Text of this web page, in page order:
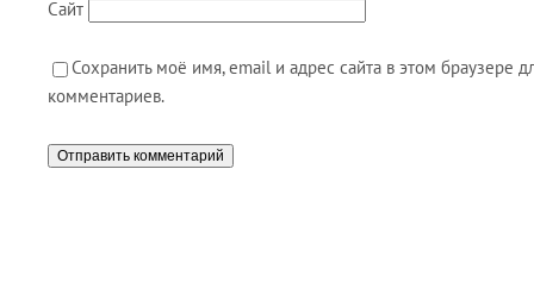
Сайт
Сохранить моё имя, email и адрес сайта в этом браузере
комментариев.